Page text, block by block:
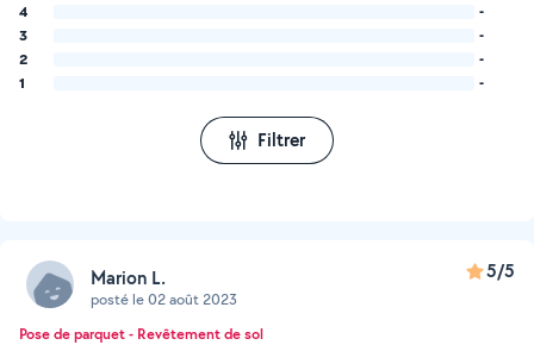
4
-
3
-
2
-
1
-
Filtrer
Marion L.
posté le 02 août 2023
5/5
Pose de parquet - Revêtement de sol